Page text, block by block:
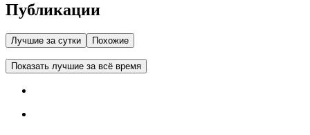
Публикации
Лучшие за сутки Похожие
Показать лучшие за всё время